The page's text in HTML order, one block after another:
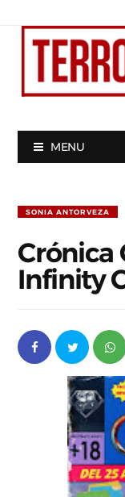
MENU
SONIA ANTORVEZA
Crónica
Infinity